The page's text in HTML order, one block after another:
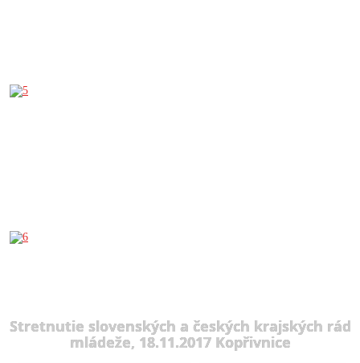
Stretnutie slovenských a českých krajských rád
mládeže, 18.11.2017 Kopřivnice